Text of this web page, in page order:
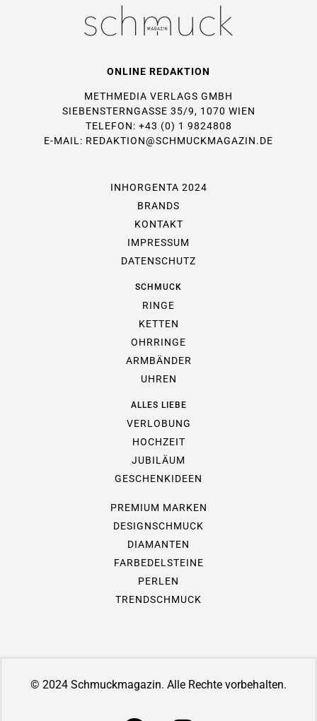
ONLINE REDAKTION
METHMEDIA VERLAGS GMBH
SIEBENSTERNGASSE 35/9, 1070 WIEN
TELEFON: +43 (0) 1 9824808
E-MAIL: REDAKTION@SCHMUCKMAGAZIN.DE
INHORGENTA 2024
BRANDS
KONTAKT
IMPRESSUM
DATENSCHUTZ
SCHMUCK
RINGE
KETTEN
OHRRINGE
ARMBÄNDER
UHREN
ALLES LIEBE
VERLOBUNG
HOCHZEIT
JUBILÄUM
GESCHENKIDEEN
PREMIUM MARKEN
DESIGNSCHMUCK
DIAMANTEN
FARBEDELSTEINE
PERLEN
TRENDSCHMUCK
© 2024 Schmuckmagazin. Alle Rechte vorbehalten.